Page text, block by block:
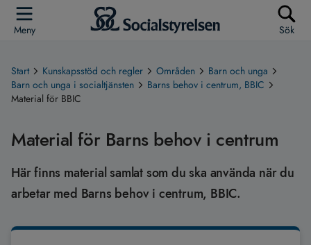
Meny Sök
Start Kunskapsstöd och regler Områden
Barn och unga
Barn och unga i socialtjänsten
Barns behov i centrum, BBIC
Material för BBIC
Material för Barns behov i centrum
Här finns material samlat som du ska använda när du
arbetar med Barns behov i centrum, BBIC.